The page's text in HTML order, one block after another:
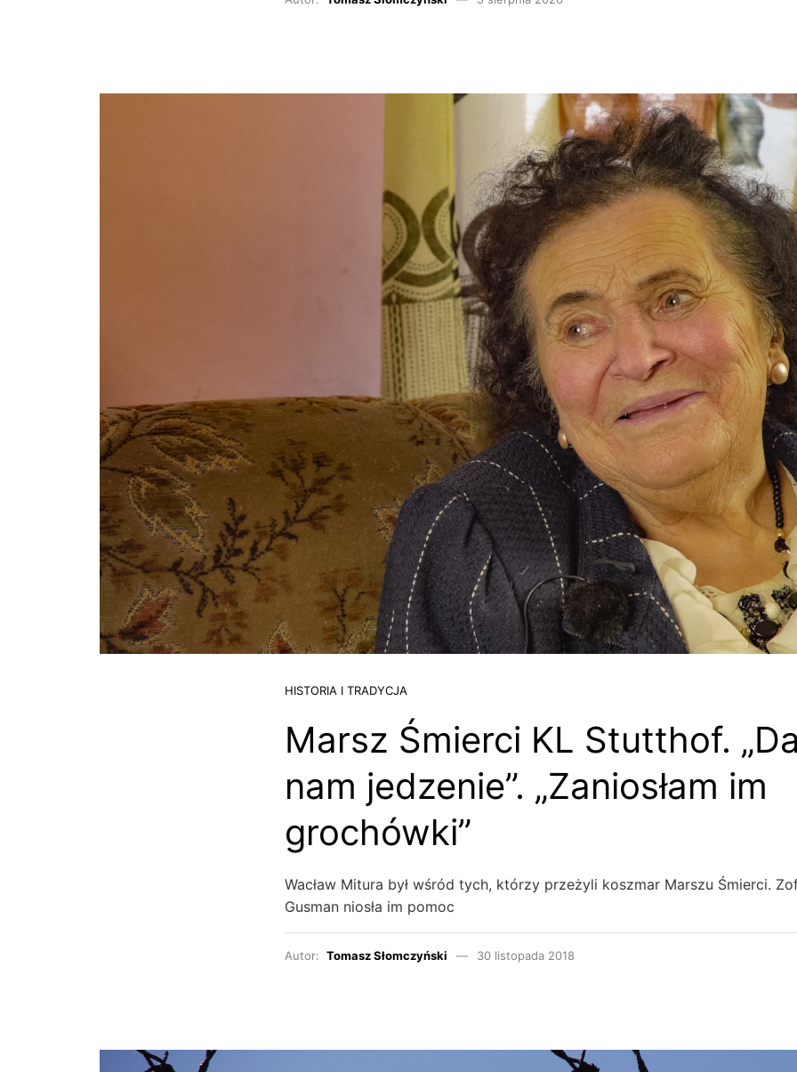
HISTORIA I TRADYCJA
Marsz Śmierci KL Stutthof.
nam jedzenie”. „Zaniosłam im
grochówki”
Wacław Mitura był wśród tych, którzy przeżyli koszmar Marszu Śmierci.
Gusman niosła im pomoc
Autor: Tomasz Słomczyński 30 listopada 2018